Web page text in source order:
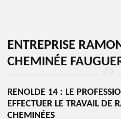
ENTREPRISE
CHEMINÉE
RENOLDE 14 : LE
EFFECTUER LE TRAVAIL DE
CHEMINÉES